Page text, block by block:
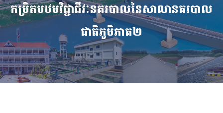
កម្រិតបឋមវិជ្ជាជីវៈនគរបាលនៃសាលានគរបាល
ជាតិភូមិភាគ២